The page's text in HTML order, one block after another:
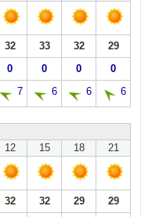
32 33 32
29
0 0 0 0
7 6 6 6
12 15 18 21
32 32 29
29